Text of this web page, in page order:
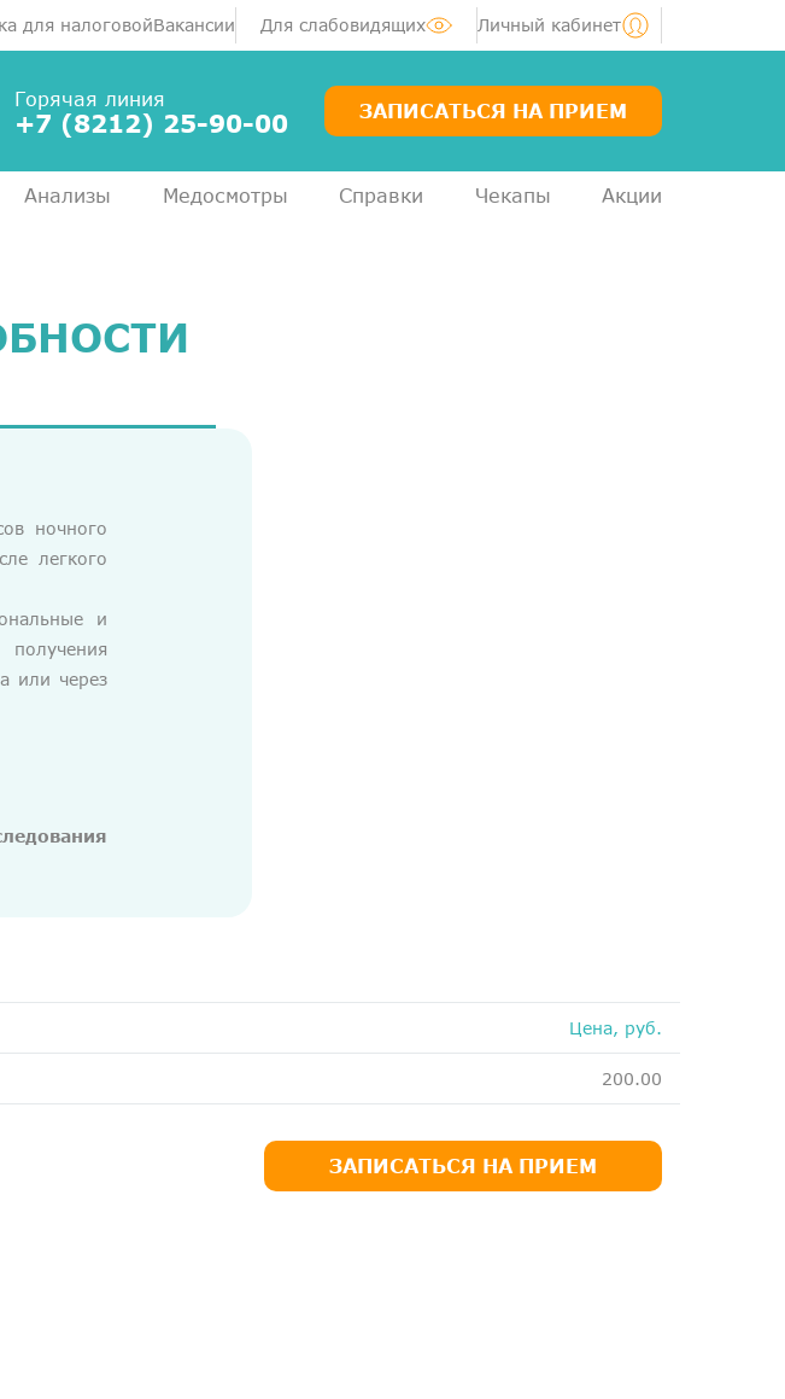
для налоговойВакансии Для слабовидящих Личный кабинет
Горячая линия
+7 (8212) 25-90-00 ЗАПИСАТЬСЯ НА ПРИЕМ
Анализы Медосмотры Справки Чекапы Акции
ночного
легкого
и
или через
Цена, руб.
200.00
ЗАПИСАТЬСЯ НА ПРИЕМ